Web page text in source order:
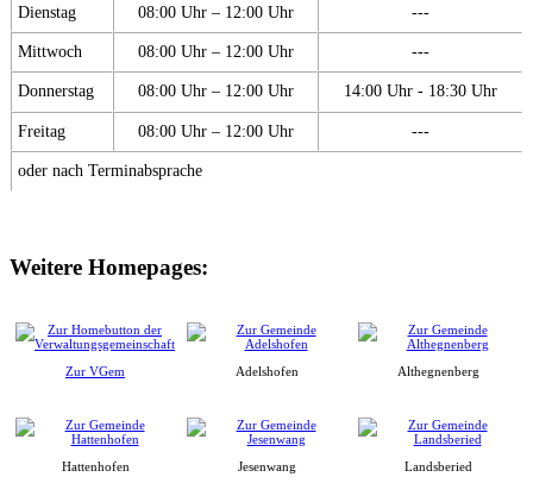
Dienstag 08:00 Uhr – 12:00 Uhr ---
Mittwoch 08:00 Uhr – 12:00 Uhr ---
Donnerstag 08:00 Uhr – 12:00 Uhr 14:00 Uhr - 18:30 Uhr
Freitag 08:00 Uhr – 12:00 Uhr ---
oder nach Terminabsprache
Weitere Homepages:
Zur VGem Adelshofen Althegnenberg
Hattenhofen Jesenwang Landsberied